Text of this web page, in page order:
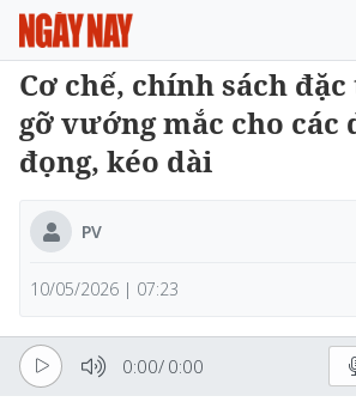
Cơ chế, chính sách
gỡ vướng mắc cho các
đọng, kéo dài
PV
10/05/2026 | 07:23
0:00/ 0:00